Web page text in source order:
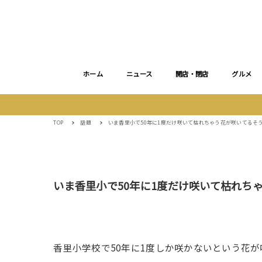
ホーム ニュース 開店・閉店 グルメ
TOP 話題 いま香里小で50年に1度だけ咲いて枯れちゃう花が咲いてるそ
いま香里小で50年に1度だけ咲いて枯れち
香里小学校で50年に1度しか咲かないという花